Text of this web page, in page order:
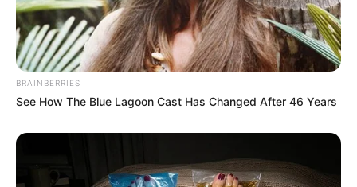
BRAINBERRIES
See How The Blue Lagoon Cast Has Changed After 46 Years